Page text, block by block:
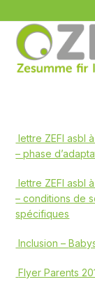
lettre ZEFI asbl
– phase
lettre ZEFI asbl
– conditions de
spécifiques
Inclusion –
Flyer Parents